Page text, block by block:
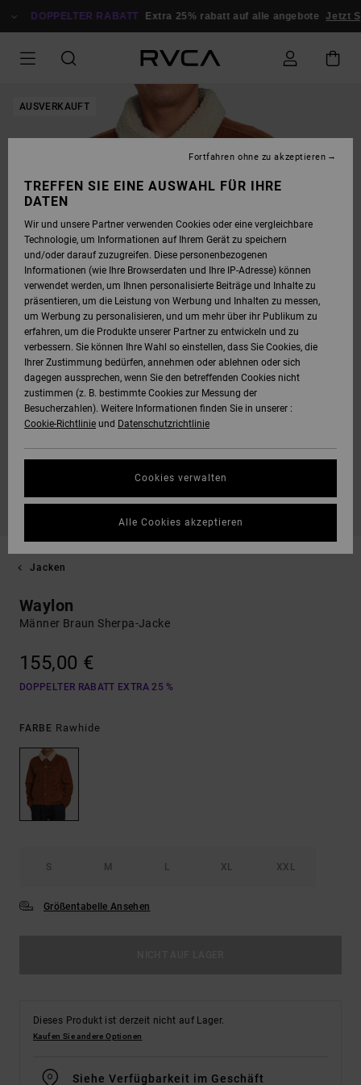
ZUR
DOPPELTER RABATT Extra 25% rabatt auf alle angebote Jetzt
AUSVERKAUFT
Jacken
Waylon
Männer Braun Sherpa-Jacke
155,00 €
DOPPELTER RABATT EXTRA 25 %
FARBE Rawhide
S M L XL XXL
Größentabelle Ansehen
Dieses Produkt ist derzeit nicht auf Lager.
Kaufen Sie andere Optionen
Siehe Verfügbarkeit im Geschäft
TREFFEN SIE EINE AUSWAHL FÜR IHRE
DATEN
Wir und unsere Partner verwenden Cookies oder eine vergleichbare
Technologie, um Informationen auf Ihrem Gerät zu speichern
und/oder darauf zuzugreifen. Diese personenbezogenen
Informationen (wie Ihre Browserdaten und Ihre IP-Adresse) können
verwendet werden, um Ihnen personalisierte Beiträge und Inhalte zu
präsentieren, um die Leistung von Werbung und Inhalten zu messen,
um Werbung zu personalisieren, und um mehr über ihr Publikum zu
erfahren, um die Produkte unserer Partner zu entwickeln und zu
verbessern. Sie können Ihre Wahl so einstellen, dass Sie Cookies, die
Ihrer Zustimmung bedürfen, annehmen oder ablehnen oder sich
dagegen aussprechen, wenn Sie den betreffenden Cookies nicht
zustimmen (z. B. bestimmte Cookies zur Messung der
Besucherzahlen). Weitere Informationen finden Sie in unserer :
Cookie-Richtlinie und Datenschutzrichtlinie
Cookies verwalten
Fortfahren ohne zu akzeptieren
Alle Cookies akzeptieren